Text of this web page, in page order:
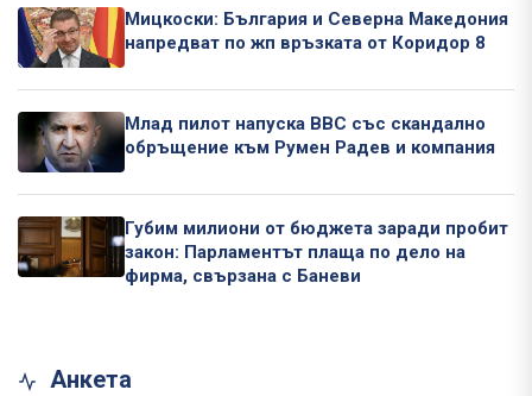
Мицкоски: България и Северна Македония
напредват по жп връзката от Коридор 8
Млад пилот напуска ВВС със скандално
обръщение към Румен Радев и компания
Губим милиони от бюджета заради пробит
закон: Парламентът плаща по дело на
фирма, свързана с Баневи
Анкета